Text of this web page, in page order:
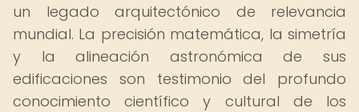
un legado arquitectónico de relevancia
mundial. La precisión matemática, la simetría
y la alineación astronómica de sus
edificaciones son testimonio del profundo
conocimiento científico y cultural de los